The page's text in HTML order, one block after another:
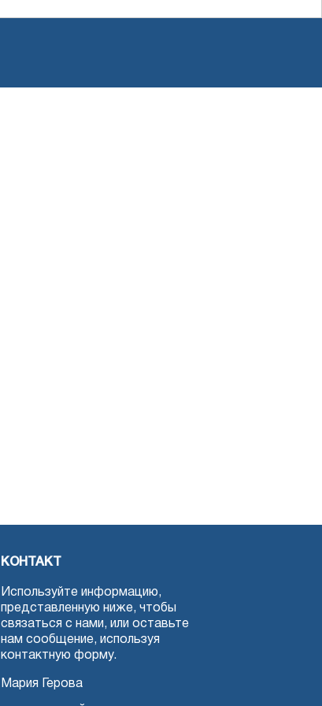
КОНТАКТ
Используйте информацию,
представленную ниже, чтобы
связаться с нами, или оставьте
нам сообщение, используя
контактную форму.
Мария Герова